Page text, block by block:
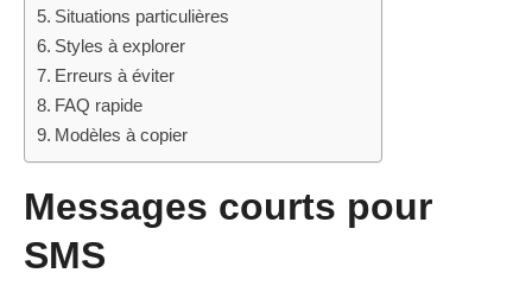
Situations particulières
Styles à explorer
Erreurs à éviter
FAQ rapide
Modèles à copier
Messages courts pour
SMS